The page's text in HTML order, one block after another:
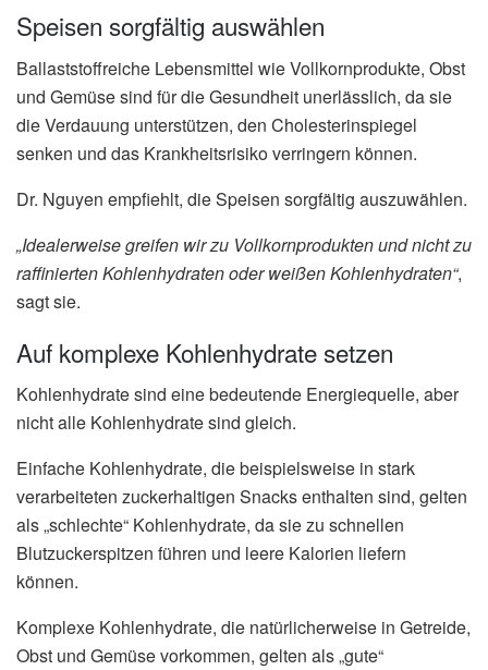
Speisen sorgfältig auswählen
Ballaststoffreiche Lebensmittel wie Vollkornprodukte, Obst
und Gemüse sind für die Gesundheit unerlässlich, da sie
die Verdauung unterstützen, den Cholesterinspiegel
senken und das Krankheitsrisiko verringern können.
Dr. Nguyen empfiehlt, die Speisen sorgfältig auszuwählen.
„Idealerweise greifen wir zu Vollkornprodukten und nicht zu
raffinierten Kohlenhydraten oder weißen Kohlenhydraten“,
sagt sie.
Auf komplexe Kohlenhydrate setzen
Kohlenhydrate sind eine bedeutende Energiequelle, aber
nicht alle Kohlenhydrate sind gleich.
Einfache Kohlenhydrate, die beispielsweise in stark
verarbeiteten zuckerhaltigen Snacks enthalten sind, gelten
als „schlechte“ Kohlenhydrate, da sie zu schnellen
Blutzuckerspitzen führen und leere Kalorien liefern
können.
Komplexe Kohlenhydrate, die natürlicherweise in Getreide,
Obst und Gemüse vorkommen, gelten als „gute“